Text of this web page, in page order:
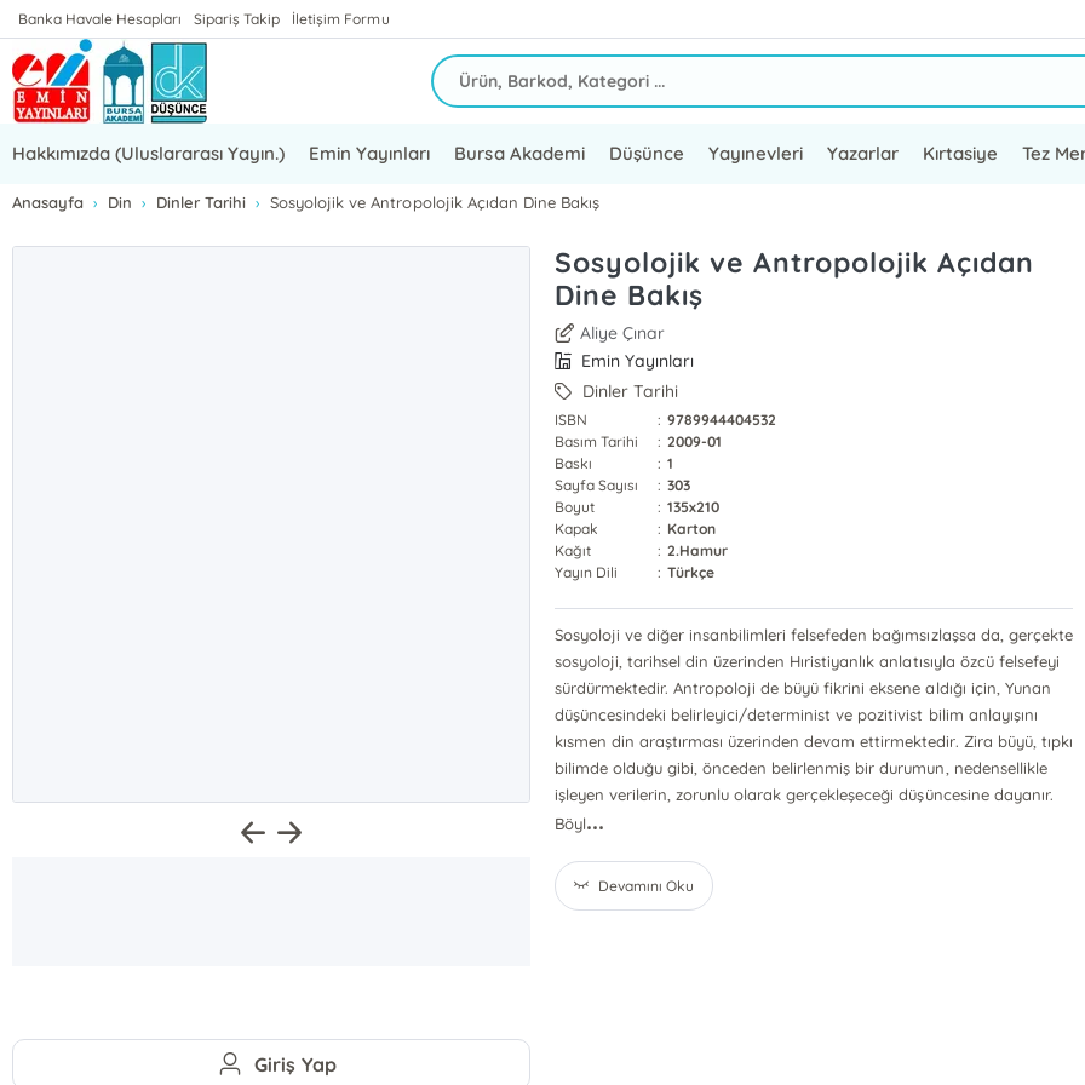
Banka Havale Hesapları Sipariş Takip İletişim Formu
Hakkımızda (Uluslararası Yayın.) Emin Yayınları Bursa Akademi Düşünce Yayınevleri Yazarlar Kırtasiye Tez
Anasayfa Din Dinler Tarihi Sosyolojik ve Antropolojik Açıdan Dine Bakış
Sosyolojik ve Antropolojik Açıdan
Dine Bakış
Aliye Çınar
Emin Yayınları
Dinler Tarihi
ISBN : 9789944404532
Basım Tarihi
: 2009-01
Baskı
: 1
Sayfa Sayısı
: 303
Boyut
: 135x210
Kapak
: Karton
Kağıt
: 2.Hamur
Yayın Dili
: Türkçe
Sosyoloji ve diğer insanbilimleri felsefeden bağımsızlaşsa da, gerçekte
sosyoloji, tarihsel din üzerinden Hıristiyanlık anlatısıyla özcü felsefeyi
sürdürmektedir. Antropoloji de büyü fikrini eksene aldığı için, Yunan
düşüncesindeki belirleyici/determinist ve pozitivist bilim anlayışını
kısmen din araştırması üzerinden devam ettirmektedir. Zira büyü, tıpkı
bilimde olduğu gibi, önceden belirlenmiş bir durumun, nedensellikle
işleyen verilerin, zorunlu olarak gerçekleşeceği düşüncesine dayanır.
Böyl...
Devamını Oku
Giriş Yap